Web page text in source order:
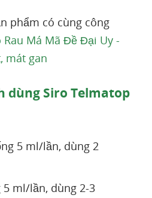
phẩm có cùng công
Rau Má Mã Đề Đại Uy -
mát gan
dùng Siro Telmatop
5 ml/lần, dùng 2
ml/lần, dùng 2-3